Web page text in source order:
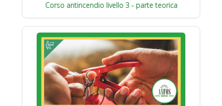
Corso antincendio livello 3 - parte teorica